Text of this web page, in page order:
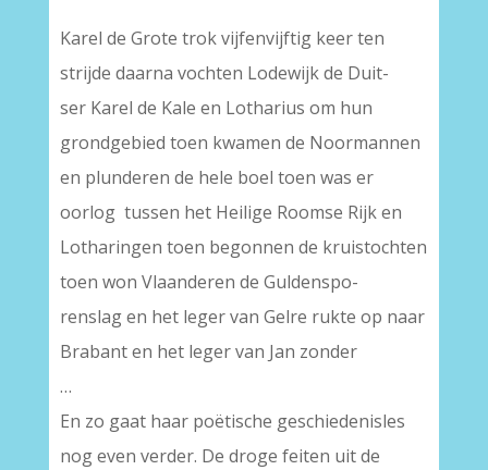
Karel de Grote trok vijfenvijftig keer ten
strijde daarna vochten Lodewijk de Duit-
ser Karel de Kale en Lotharius om hun
grondgebied toen kwamen de Noormannen
en plunderen de hele boel toen was er
oorlog tussen het Heilige Roomse Rijk en
Lotharingen toen begonnen de kruistochten
toen won Vlaanderen de Guldenspo-
renslag en het leger van Gelre rukte op naar
Brabant en het leger van Jan zonder
…
En zo gaat haar poëtische geschiedenisles
nog even verder. De droge feiten uit de